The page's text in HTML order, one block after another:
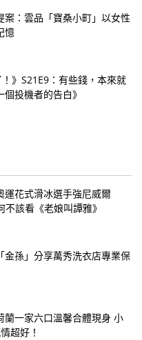
：雲品「寶桑小町」以女性
憶
》S21E9：有些錢，本來就
投機者的告白》
運花式滑冰選手強尼威爾
該看《老娘叫譚雅》
金孫」分享萬秀洗衣店專業保
蘭一家六口溫馨合體現身 小
超好！